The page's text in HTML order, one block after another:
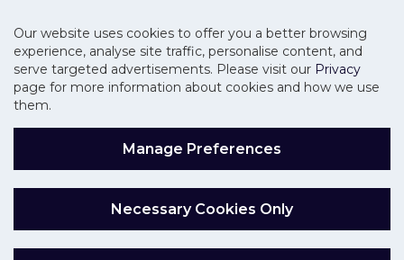
Our website uses cookies to offer you a better browsing
experience, analyse site traffic, personalise content, and
serve targeted advertisements. Please visit our Privacy
page for more information about cookies and how we use
them.
Manage Preferences
Necessary Cookies Only